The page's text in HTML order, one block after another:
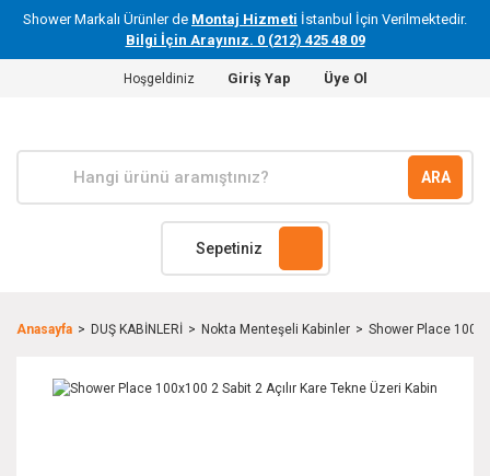
Shower Markalı Ürünler de Montaj Hizmeti İstanbul İçin Verilmektedir.
Bilgi İçin Arayınız. 0 (212) 425 48 09
Hoşgeldiniz Giriş Yap Üye Ol
ARA
Sepetiniz
Anasayfa DUŞ KABİNLERİ Nokta Menteşeli Kabinler Shower Place